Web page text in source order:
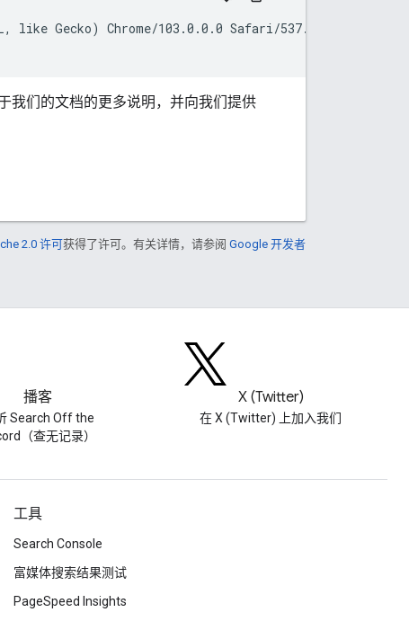
like Gecko) Chrome/103.0.0.0 Safari/537.36" \
我们的文档的更多说明，并向我们提供
2.0 许可获得了许可。有关详情，请参阅 Google 开发者
播客
Search Off the
（查无记录）
X (Twitter)
在 X (Twitter) 上加入我们
工具
Search Console
富媒体搜索结果测试
PageSpeed Insights